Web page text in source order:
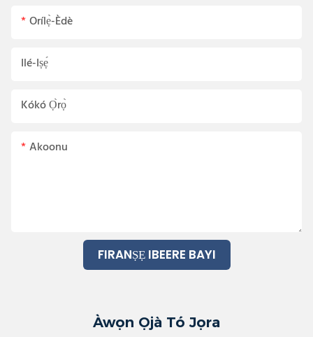
Orílẹ̀-Èdè
Ilé-Iṣẹ́
Kókó Ọ̀rọ̀
Akoonu
FIRANṢẸ IBEERE BAYI
Àwọn Ọjà Tó Jọra